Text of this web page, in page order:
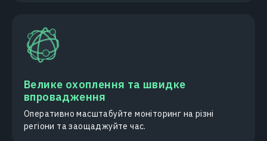
Велике охоплення та швидке
впровадження
Оперативно масштабуйте моніторинг на різні
регіони та заощаджуйте час.